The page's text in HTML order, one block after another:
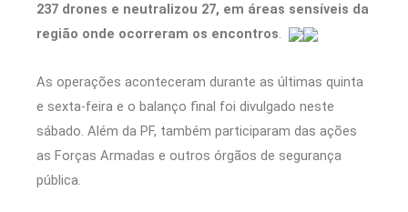
237 drones e neutralizou 27, em áreas sensíveis da
região onde ocorreram os encontros.
As operações aconteceram durante as últimas quinta
e sexta-feira e o balanço final foi divulgado neste
sábado. Além da PF, também participaram das ações
as Forças Armadas e outros órgãos de segurança
pública.